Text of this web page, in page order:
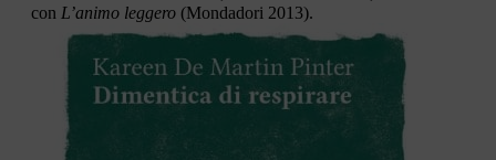
con L’animo leggero (Mondadori 2013).